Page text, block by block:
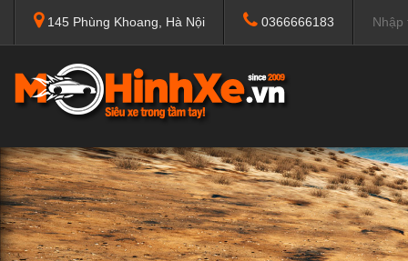
145 Phùng Khoang, Hà Nội 0366666183